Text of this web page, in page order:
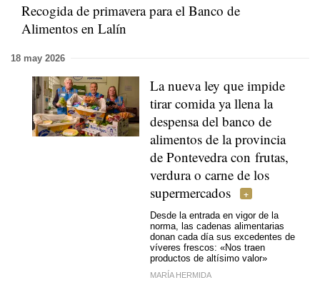
Recogida de primavera para el Banco de
Alimentos en Lalín
18 may 2026
La nueva ley que impide
tirar comida ya llena la
despensa del banco de
alimentos de la provincia
de Pontevedra con frutas,
verdura o carne de los
supermercados
Desde la entrada en vigor de la
norma, las cadenas alimentarias
donan cada día sus excedentes de
víveres frescos: «Nos traen
productos de altísimo valor»
MARÍA HERMIDA